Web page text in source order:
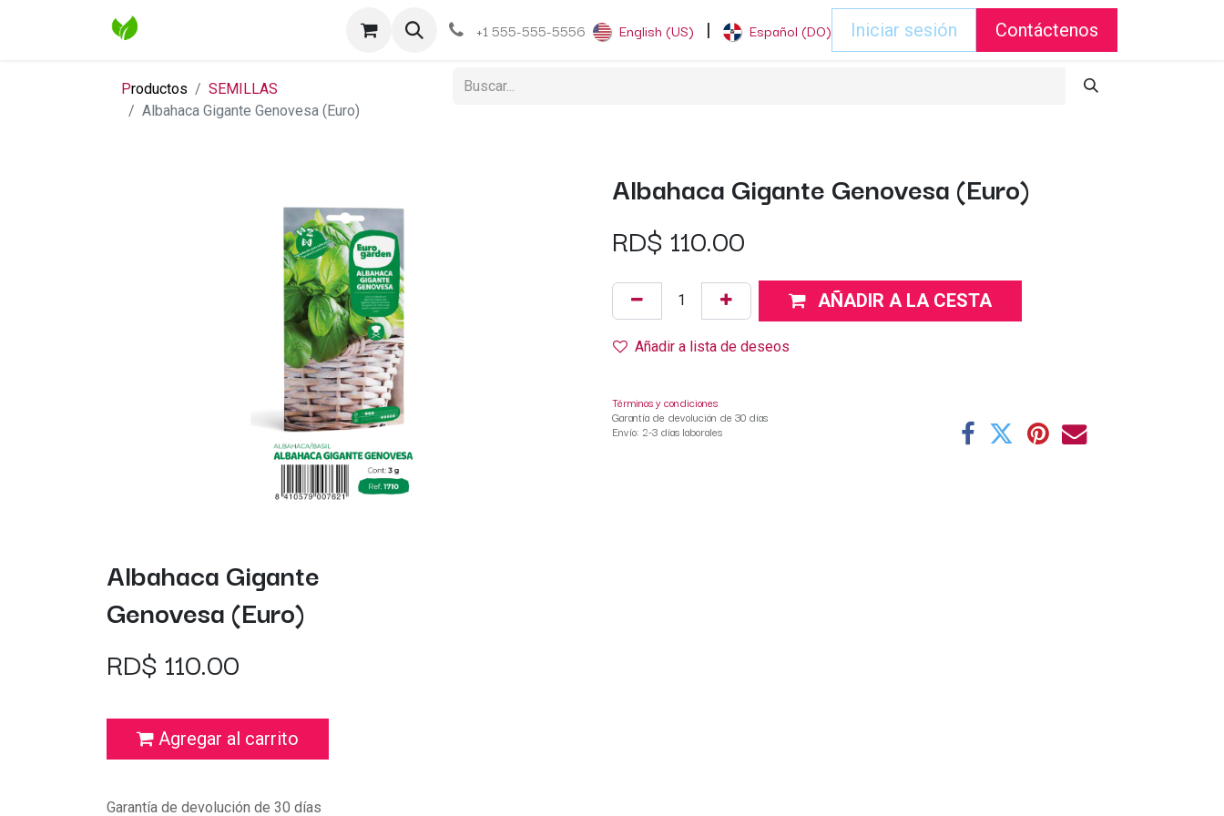
Contáctenos Blog +1 555-555-5556 English (US) | Español (DO) Iniciar sesión Contáctenos
Productos
SEMILLAS
Albahaca Gigante Genovesa (Euro)
Albahaca Gigante Genovesa (Euro)
RD$ 110.00
AÑADIR A LA CESTA
Añadir a lista de deseos
Términos y condiciones
Garantía de devolución de 30 días
Envío: 2-3 días laborales
Albahaca Gigante
Genovesa (Euro)
RD$ 110.00
Agregar al carrito
Garantía de devolución de 30 días